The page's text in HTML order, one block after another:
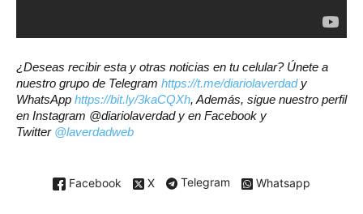
¿Deseas recibir esta y otras noticias en tu celular? Únete a
nuestro grupo de Telegram https://t.me/diariolaverdady
WhatsApp https://bit.ly/3kaCQXh, Además, sigue nuestro perfil
en Instagram @diariolaverdad y en Facebook y
Twitter @laverdadweb
Facebook X Telegram Whatsapp